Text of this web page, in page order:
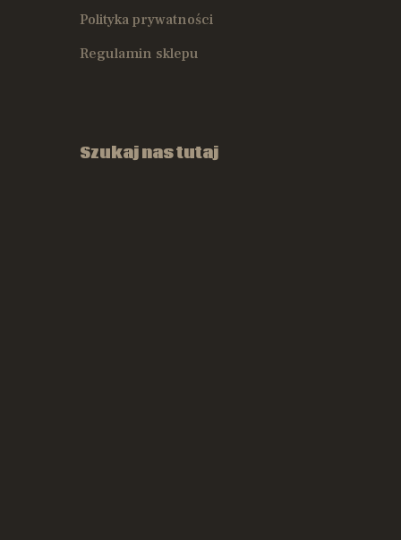
Polityka prywatności
Regulamin sklepu
Szukaj nas tutaj